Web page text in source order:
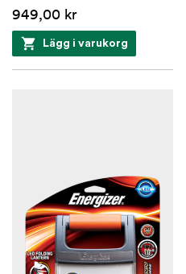
949,00 kr
Lägg i varukorg